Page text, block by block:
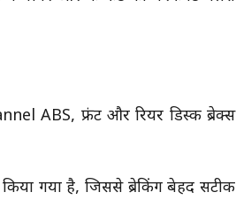
ABS, फ्रंट और रियर डिस्क ब्रेक्स
गया है, जिससे ब्रेकिंग बेहद सटीक